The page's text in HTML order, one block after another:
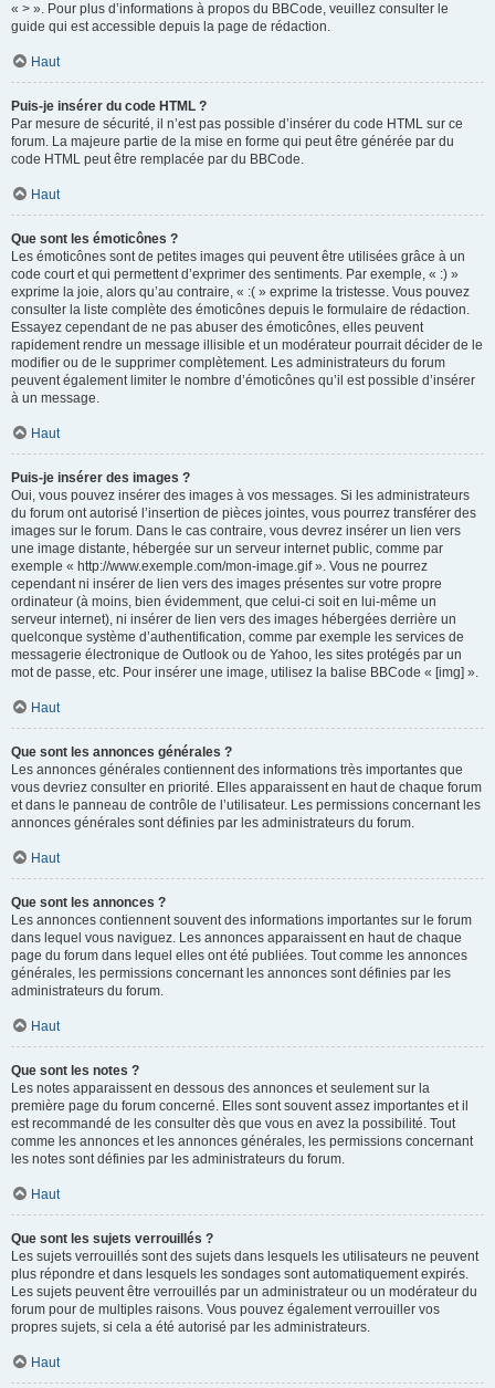
« > ». Pour plus d’informations à propos du BBCode, veuillez consulter le
guide qui est accessible depuis la page de rédaction.
Haut
Puis-je insérer du code HTML ?
Par mesure de sécurité, il n’est pas possible d’insérer du code HTML sur ce
forum. La majeure partie de la mise en forme qui peut être générée par du
code HTML peut être remplacée par du BBCode.
Haut
Que sont les émoticônes ?
Les émoticônes sont de petites images qui peuvent être utilisées grâce à un
code court et qui permettent d’exprimer des sentiments. Par exemple, « :) »
exprime la joie, alors qu’au contraire, « :( » exprime la tristesse. Vous pouvez
consulter la liste complète des émoticônes depuis le formulaire de rédaction.
Essayez cependant de ne pas abuser des émoticônes, elles peuvent
rapidement rendre un message illisible et un modérateur pourrait décider de le
modifier ou de le supprimer complètement. Les administrateurs du forum
peuvent également limiter le nombre d’émoticônes qu’il est possible d’insérer
à un message.
Haut
Puis-je insérer des images ?
Oui, vous pouvez insérer des images à vos messages. Si les administrateurs
du forum ont autorisé l’insertion de pièces jointes, vous pourrez transférer des
images sur le forum. Dans le cas contraire, vous devrez insérer un lien vers
une image distante, hébergée sur un serveur internet public, comme par
exemple « http://www.exemple.com/mon-image.gif ». Vous ne pourrez
cependant ni insérer de lien vers des images présentes sur votre propre
ordinateur (à moins, bien évidemment, que celui-ci soit en lui-même un
serveur internet), ni insérer de lien vers des images hébergées derrière un
quelconque système d’authentification, comme par exemple les services de
messagerie électronique de Outlook ou de Yahoo, les sites protégés par un
mot de passe, etc. Pour insérer une image, utilisez la balise BBCode « [img] ».
Haut
Que sont les annonces générales ?
Les annonces générales contiennent des informations très importantes que
vous devriez consulter en priorité. Elles apparaissent en haut de chaque forum
et dans le panneau de contrôle de l’utilisateur. Les permissions concernant les
annonces générales sont définies par les administrateurs du forum.
Haut
Que sont les annonces ?
Les annonces contiennent souvent des informations importantes sur le forum
dans lequel vous naviguez. Les annonces apparaissent en haut de chaque
page du forum dans lequel elles ont été publiées. Tout comme les annonces
générales, les permissions concernant les annonces sont définies par les
administrateurs du forum.
Haut
Que sont les notes ?
Les notes apparaissent en dessous des annonces et seulement sur la
première page du forum concerné. Elles sont souvent assez importantes et il
est recommandé de les consulter dès que vous en avez la possibilité. Tout
comme les annonces et les annonces générales, les permissions concernant
les notes sont définies par les administrateurs du forum.
Haut
Que sont les sujets verrouillés ?
Les sujets verrouillés sont des sujets dans lesquels les utilisateurs ne peuvent
plus répondre et dans lesquels les sondages sont automatiquement expirés.
Les sujets peuvent être verrouillés par un administrateur ou un modérateur du
forum pour de multiples raisons. Vous pouvez également verrouiller vos
propres sujets, si cela a été autorisé par les administrateurs.
Haut